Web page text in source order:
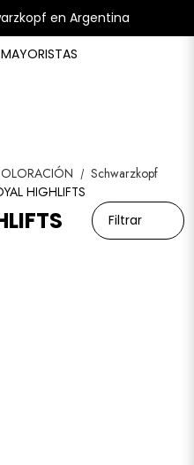
en Argentina
/ Schwarzkopf
HIGHLIFTS
Filtrar